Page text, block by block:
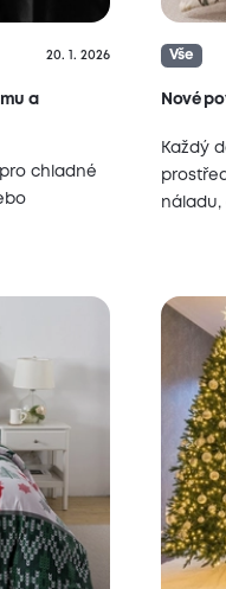
20. 1. 2026
a
chladné
Vše
Nové
Každý
náladu,